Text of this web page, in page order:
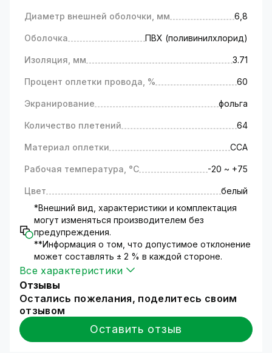
сопротивление кабеля - 75 Ом.
Бухта – 100 метров. Цвет – белый.
Диаметр внешней оболочки, мм 6,8
Оболочка ПВХ (поливинилхлорид)
Изоляция, мм 3.71
Процент оплетки провода, % 60
Экранирование фольга
Количество плетений 64
Материал оплетки ССА
Рабочая температура, °C -20 ~ +75
Цвет
белый
*Внешний вид, характеристики и комплектация
могут изменяться производителем без
предупреждения.
**Информация о том, что допустимое отклонение
может составлять ± 2 % в каждой стороне.
Все характеристики
Отзывы
Остались пожелания, поделитесь своим
отзывом
Оставить отзыв